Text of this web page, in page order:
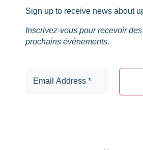
Sign up to receive news about
Inscrivez-vous pour recevoir
prochains événements.